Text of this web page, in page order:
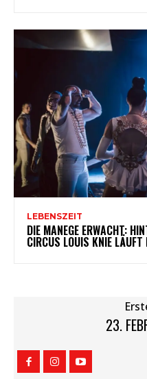
LEBENSZEIT
DIE MANEGE ERWACHT:
CIRCUS LOUIS KNIE LÄUFT
23.